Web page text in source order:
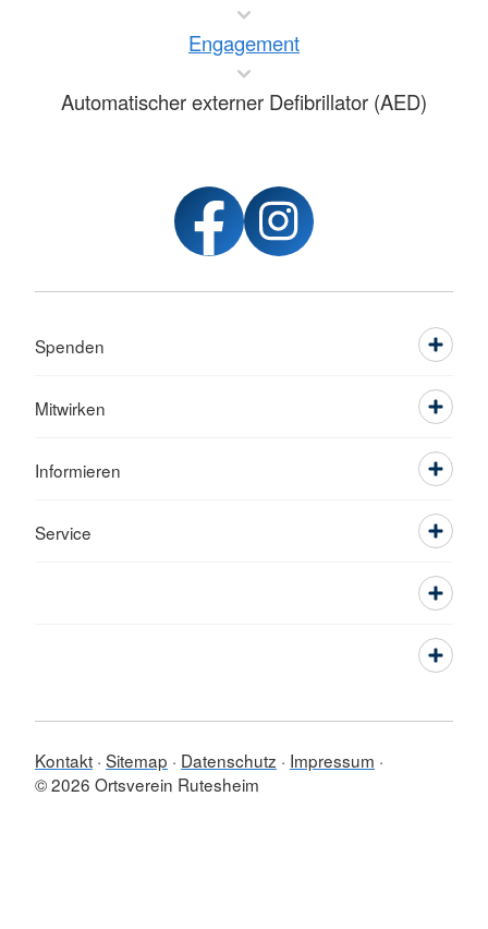
Engagement
Automatischer externer Defibrillator (AED)
Spenden
Mitwirken
Informieren
Service
Kontakt Sitemap Datenschutz
Impressum
© 2026 Ortsverein Rutesheim